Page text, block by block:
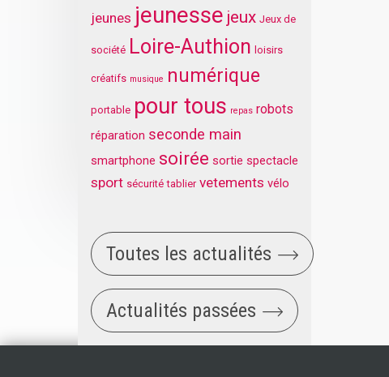
jeunes jeunesse jeux Jeux de
société Loire-Authion loisirs
créatifs musique numérique
portable pour tous repas robots
réparation seconde main
smartphone soirée sortie spectacle
sport sécurité tablier vetements vélo
Toutes les actualités
Actualités passées